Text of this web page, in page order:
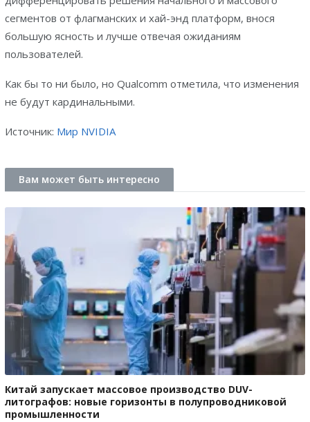
сегментов от флагманских и хай-энд платформ, внося
большую ясность и лучше отвечая ожиданиям
пользователей.
Как бы то ни было, но Qualcomm отметила, что изменения
не будут кардинальными.
Источник: Мир NVIDIA
Вам может быть интересно
Китай запускает массовое производство DUV-
литографов: новые горизонты в полупроводниковой
промышленности